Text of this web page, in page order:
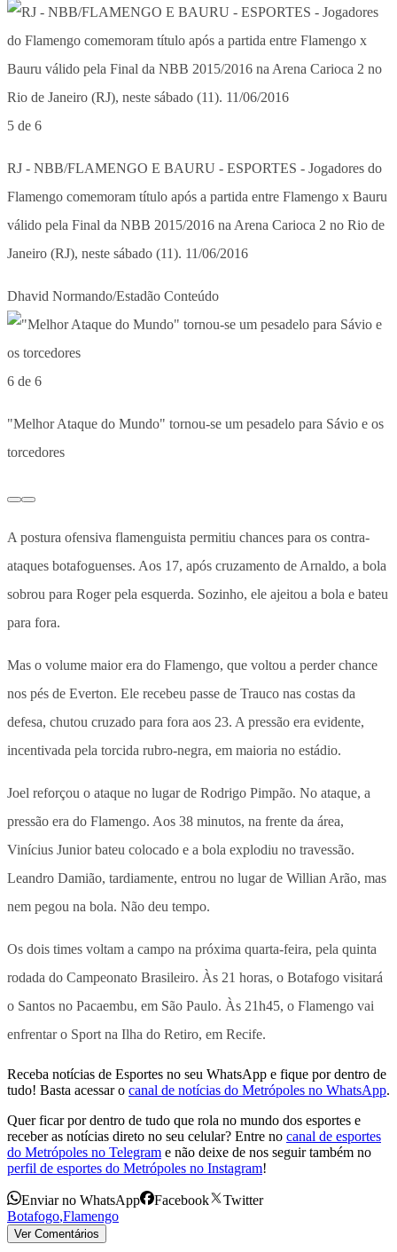
5 de 6
RJ - NBB/FLAMENGO E BAURU - ESPORTES - Jogadores do
Flamengo comemoram título após a partida entre Flamengo x Bauru
válido pela Final da NBB 2015/2016 na Arena Carioca 2 no Rio de
Janeiro (RJ), neste sábado (11). 11/06/2016
Dhavid Normando/Estadão Conteúdo
6 de 6
"Melhor Ataque do Mundo" tornou-se um pesadelo para Sávio e os
torcedores
A postura ofensiva flamenguista permitiu chances para os contra-
ataques botafoguenses. Aos 17, após cruzamento de Arnaldo, a bola
sobrou para Roger pela esquerda. Sozinho, ele ajeitou a bola e bateu
para fora.
Mas o volume maior era do Flamengo, que voltou a perder chance
nos pés de Everton. Ele recebeu passe de Trauco nas costas da
defesa, chutou cruzado para fora aos 23. A pressão era evidente,
incentivada pela torcida rubro-negra, em maioria no estádio.
Joel reforçou o ataque no lugar de Rodrigo Pimpão. No ataque, a
pressão era do Flamengo. Aos 38 minutos, na frente da área,
Vinícius Junior bateu colocado e a bola explodiu no travessão.
Leandro Damião, tardiamente, entrou no lugar de Willian Arão, mas
nem pegou na bola. Não deu tempo.
Os dois times voltam a campo na próxima quarta-feira, pela quinta
rodada do Campeonato Brasileiro. Às 21 horas, o Botafogo visitará
o Santos no Pacaembu, em São Paulo. Às 21h45, o Flamengo vai
enfrentar o Sport na Ilha do Retiro, em Recife.
Receba notícias de Esportes no seu WhatsApp e fique por dentro de
tudo! Basta acessar o canal de notícias do Metrópoles no WhatsApp.
Quer ficar por dentro de tudo que rola no mundo dos esportes e
receber as notícias direto no seu celular? Entre no canal de esportes
do Metrópoles no Telegram e não deixe de nos seguir também no
perfil de esportes do Metrópoles no Instagram!
Enviar no WhatsApp Facebook
Twitter
Botafogo,Flamengo
Ver Comentários